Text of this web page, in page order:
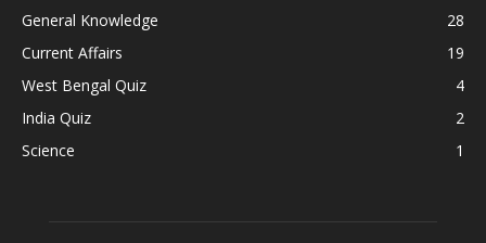
General Knowledge
28
Current Affairs
19
West Bengal Quiz
4
India Quiz
2
Science
1